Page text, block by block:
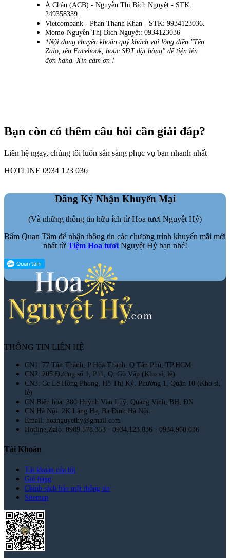
Á Châu (ACB) - Nguyễn Thị Bích Nguyệt - STK:
249358339.
Vietcombank - Phan Thanh Khan - STK: 9934123036.
Momo-Nguyễn Thị Bích Nguyệt: 0934123036
*Nội dung chuyển khoản quý khách vui lòng điền "Tên
Zalo, tên Facebook, hoặc SĐT đặt hàng" để tiện lên
đơn hàng. Xin cảm ơn !
Bạn còn có thêm câu hỏi cần giải đáp?
Liên hệ ngay, chúng tôi luôn sẳn sàng phục vụ bạn nhanh nhất
HOTLINE 0934 123 036
Đăng Ký Nhận Khuyến Mại
(Và những thông tin hữu ích từ Hoa tươi Nguyệt Hỷ)
Bấm Quan Tâm để nhận thông tin các chương trình khuyến mãi mới
nhất từ Tiệm Hoa tươiNguyệt Hỷ bạn nhé!
THÔNG TIN LIÊN HỆ
CN1: 77 Tân Thành, P Hòa Thạnh, Q Tân Phú, TP.HCM
CN2: 205 Đường số 1, P11, Q. Gò Vấp (Kho sỉ, lẻ)
CN3: Cc Lê Hồng Phong, Hồ Thị Kỷ, Phường 1, Quận 10 (Kho sỉ,
lẻ)
CN Biên hòa: 380 Huỳnh Văn Luỹ, Quang Vinh, BH, ĐN
CN Hà Nội: 2K Láng Hạ, Ba Đình Hà Nội.
Email: hoanguyethy@gmail.com
Hotline,Zalo: 0989.578.353 - 0934.123.036 - 0934.960.036
Tài Khoản
Tài khoản của tôi
Giỏ hàng
Chính sách bảo mật thông tin
Sitemap